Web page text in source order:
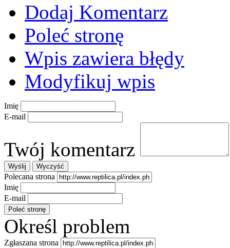
Dodaj Komentarz
Poleć stronę
Wpis zawiera błędy
Modyfikuj wpis
Imię
E-mail
Twój komentarz
Polecana strona
Imię
E-mail
Określ problem
Zgłaszana strona